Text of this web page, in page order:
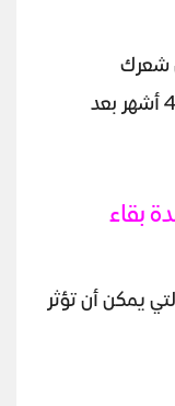
شعرك
وبصيلات الشعر، لمدة تصل إلى 4 أشهر بعد
بقاء
يمكن أن تؤثر